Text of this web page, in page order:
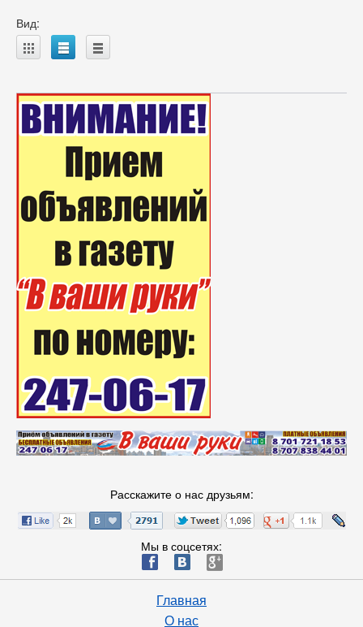
Вид:
A B C
Расскажите о нас друзьям:
Мы в соцсетях:
ä æ è
Главная
О нас